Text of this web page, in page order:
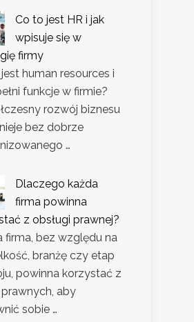
Co to jest HR i jak
wpisuje się w
firmy
human resources i
funkcje w firmie?
rozwój biznesu
bez dobrze
…
Dlaczego każda
firma powinna
z obsługi prawnej?
firma, bez względu na
branżę czy etap
powinna korzystać z
prawnych, aby
sobie …